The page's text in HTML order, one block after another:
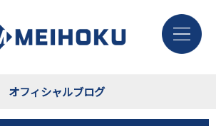
オフィシャルブログ